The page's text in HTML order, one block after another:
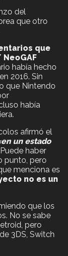
del
que otro
que
había hecho
2016. Sin
que Nintendo
había
afirmó el
un estado
haber
punto, pero
menciona es
no es un
que los
No se sabe
pero
3DS, Switch